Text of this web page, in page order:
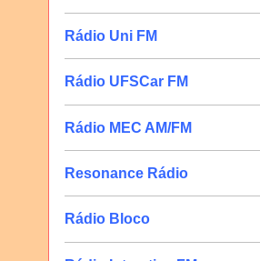
Rádio Uni FM
Rádio UFSCar FM
Rádio MEC AM/FM
Resonance Rádio
Rádio Bloco